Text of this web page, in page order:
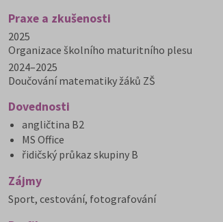
Praxe a zkušenosti
2025
Organizace školního maturitního plesu
2024–2025
Doučování matematiky žáků ZŠ
Dovednosti
angličtina B2
MS Office
řidičský průkaz skupiny B
Zájmy
Sport, cestování, fotografování